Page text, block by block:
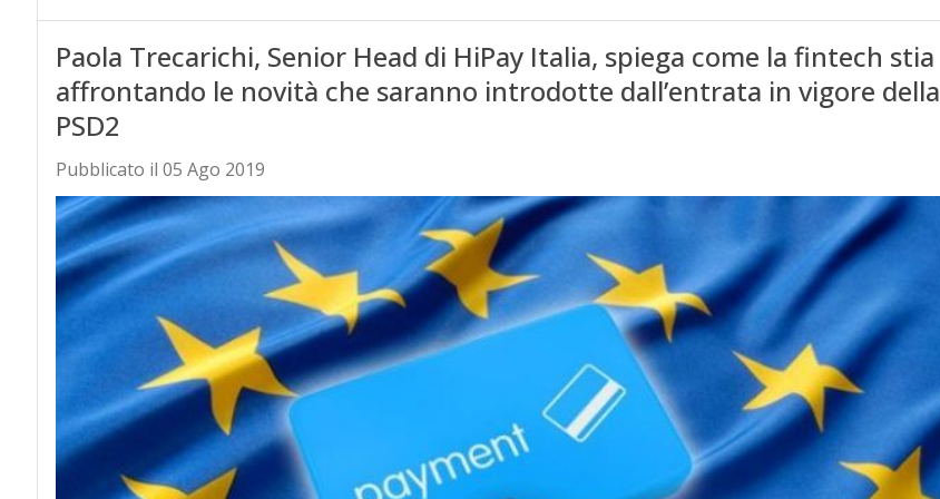
Paola Trecarichi, Senior Head di HiPay Italia, spiega come la fintech stia
affrontando le novità che saranno introdotte dall’entrata in vigore della
PSD2
Pubblicato il 05 Ago 2019